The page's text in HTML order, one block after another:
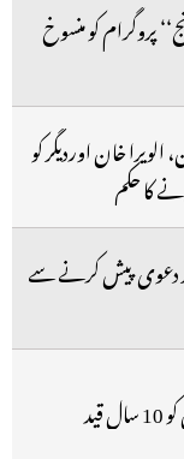
پروگرام کو منسوخ
خان اوردیگر کو
پر دعوی پیش کرنے سے